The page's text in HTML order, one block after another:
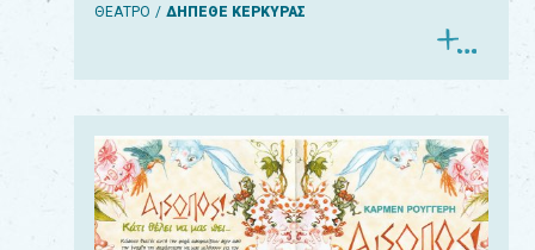
ΘΕΑΤΡΟ ΔΗΠΕΘΕ ΚΕΡΚΥΡΑΣ